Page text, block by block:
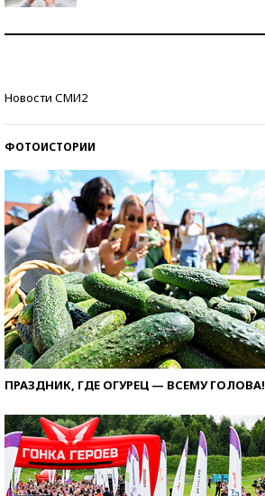
Новости СМИ2
ФОТОИСТОРИИ
ПРАЗДНИК, ГДЕ ОГУРЕЦ — ВСЕМУ ГОЛОВА!